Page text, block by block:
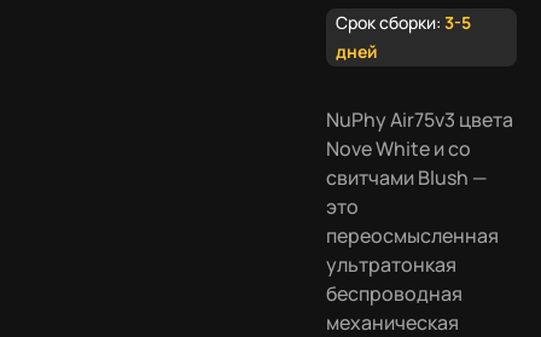
Срок сборки: 3-5
дней
NuPhy Air75v3 цвета
Nove White и со
свитчами Blush —
это
переосмысленная
ультратонкая
беспроводная
механическая